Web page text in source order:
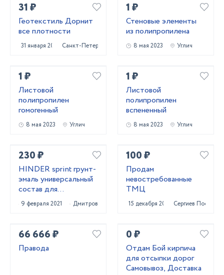
31 ₽
Геотекстиль Дорнит
все плотности
31 января 2024 Санкт-Петербург
1 ₽
Стеновые элементы
из полипропилена
8 мая 2023 Углич
1 ₽
Листовой
полипропилен
гомогенный
8 мая 2023 Углич
1 ₽
Листовой
полипропилен
вспененный
8 мая 2023 Углич
230 ₽
HINDER sprint грунт-
эмаль универсальный
состав для
восстановления
внешнего вида
9 февраля 2021 Дмитров
100 ₽
Продам
невостребованные
ТМЦ
15 декабря 2020 Сергиев Посад
66 666 ₽
Правода
0 ₽
Отдам Бой кирпича
для отсыпки дорог
Самовывоз, Доставка